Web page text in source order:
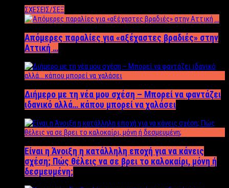
ΣΧΕΣΕΙΣ/ΣΕΞ
Απόμερες παραλίες για «αξέχαστες βραδιές» στην
Αττική …
Διήμερο με τη νέα μου σχέση – Μπορεί να φαντάζει
ιδανικό αλλά… κάπου μπορεί να χαλάσει
Είναι η Άνοιξη η κατάλληλη εποχή για να κάνεις
σχέση; Πώς θέλεις να σε βρει το καλοκαίρι, μόνη ή
δεσμευμένη;